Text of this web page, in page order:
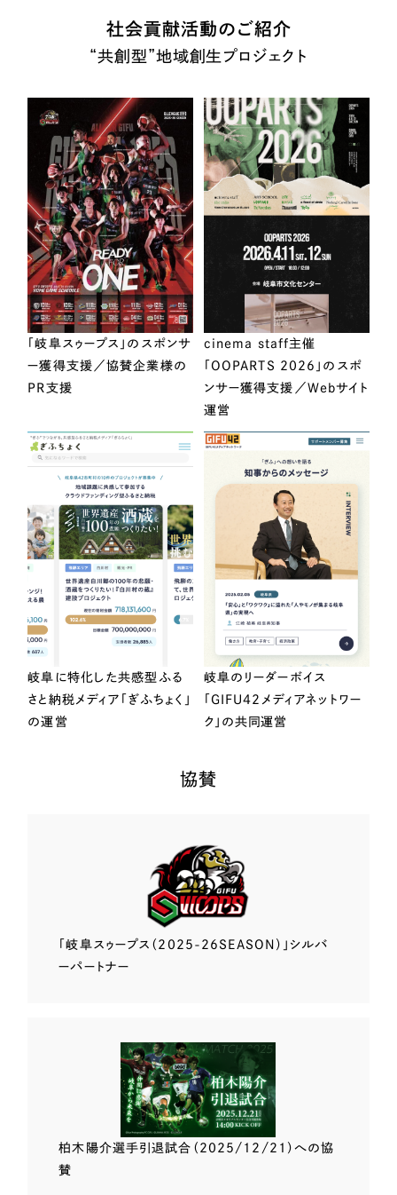
社会貢献活動のご紹介
“共創型”地域創生プロジェクト
「岐阜スゥープス」のスポンサ
ー獲得支援／協賛企業様の
PR支援
cinema staff主催
「OOPARTS 2026」のスポ
ンサー獲得支援／Webサイト
運営
岐阜に特化した共感型ふる
さと納税メディア「ぎふちょく」
の運営
岐阜のリーダーボイス
「GIFU42メディアネットワー
ク」の共同運営
協賛
「岐阜スゥープス （2025-26SEASON）」 シルバ
ーパートナー
柏木陽介選手引退試合（2025/12/21）への協
賛